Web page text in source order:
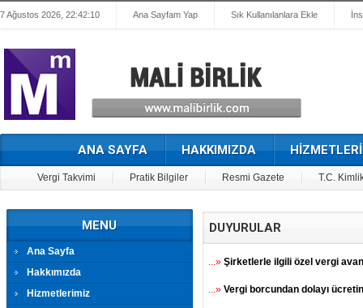
7 Ağustos 2026, 22:42:10 Ana Sayfam Yap Sık Kullanılanlara Ekle
ANA SAYFA HAKKIMIZDA
Vergi Takvimi Pratik Bilgiler Resmi Gazete T.C.
MENU
Ana Sayfa
Hakkımızda
Hizmetlerimiz
DUYURULAR
...» Şirketlerle ilgili özel vergi
...» Vergi borcundan dolayı